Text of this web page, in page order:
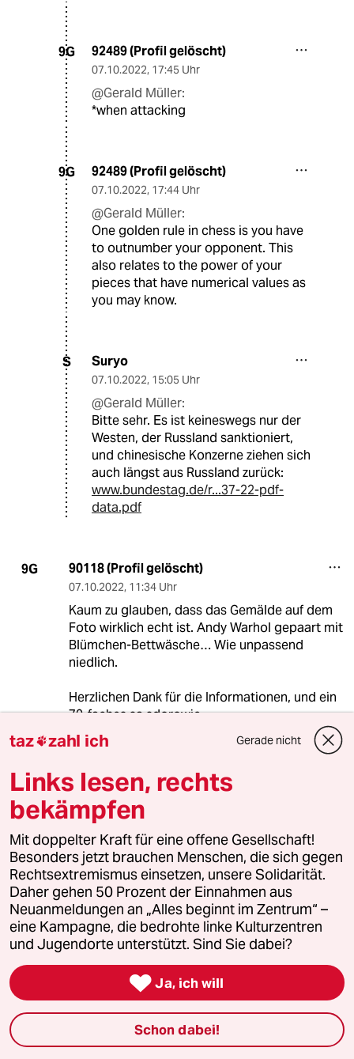
9G 92489 (Profil gelöscht)
07.10.2022, 17:45 Uhr
@Gerald Müller:
*when attacking
9G 92489 (Profil gelöscht)
07.10.2022, 17:44 Uhr
@Gerald Müller:
One golden rule in chess is you have
to outnumber your opponent. This
also relates to the power of your
pieces that have numerical values as
you may know.
S Suryo
07.10.2022, 15:05 Uhr
@Gerald Müller:
Bitte sehr. Es ist keineswegs nur der
Westen, der Russland sanktioniert,
und chinesische Konzerne ziehen sich
auch längst aus Russland zurück:
www.bundestag.de/r...37-22-pdf-
data.pdf
9G 90118 (Profil gelöscht)
07.10.2022, 11:34 Uhr
Kaum zu glauben, dass das Gemälde auf dem
Foto wirklich echt ist. Andy Warhol gepaart mit
Blümchen-Bettwäsche… Wie unpassend
niedlich.
Herzlichen Dank für die Informationen, und ein
70-faches sa sdorowje.
S Suryo
07.10.2022, 10:54 Uhr
Viel Pech und alles Schlechte zum Geburtstag,
Ar_____loch!
ES Erwin Schiebulski
07.10.2022 ,10:04 Uhr
Ich sehe viele Dinge genauso wie die Autorin.
Allerdings sehe ich ihn nicht als Pokerspieler.
Er hat einfach den Westen falsch eingeschätzt.
Natürlich, zum Teil aufgrund der
Grenzüberschreitungen und Provokationen
durchgekommen ist. Ähnlich wie Hitler hielt er
taz zahl ich Gerade nicht
Links lesen, rechts
bekämpfen
Mit doppelter Kraft für eine offene Gesellschaft!
Besonders jetzt brauchen Menschen, die sich gegen
Rechtsextremismus einsetzen, unsere Solidarität.
Daher gehen 50 Prozent der Einnahmen aus
Neuanmeldungen an „Alles beginnt im Zentrum“ –
eine Kampagne, die bedrohte linke Kulturzentren
und Jugendorte unterstützt. Sind Sie dabei?
 Ja, ich will
Schon dabei!